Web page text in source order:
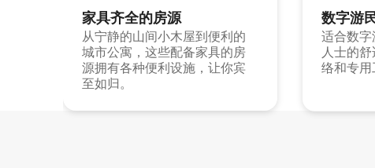
家具齐全的房源
从宁静的山间小木屋到便利的
城市公寓，这些配备家具的房
源拥有各种便利设施，让你宾
至如归。
数字游
适合数
人士的
络和专用